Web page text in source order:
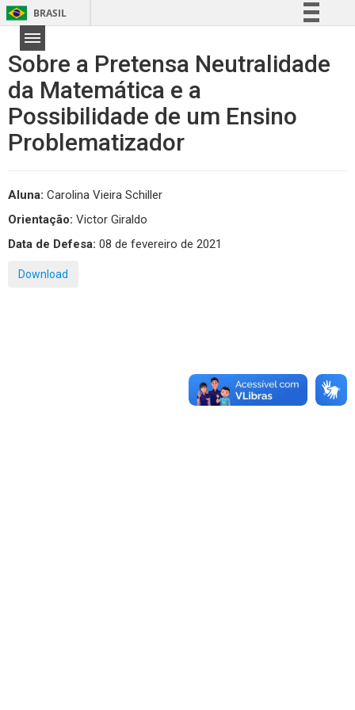
BRASIL
Comunica BR
Acesso à informação
Sobre a Pretensa Neutralidade
da Matemática e a
Possibilidade de um Ensino
Problematizador
Aluna: Carolina Vieira Schiller
Orientação: Victor Giraldo
Data de Defesa: 08 de fevereiro de 2021
Download